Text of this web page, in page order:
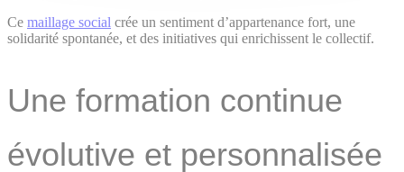
Ce maillage social crée un sentiment d’appartenance fort, une
solidarité spontanée, et des initiatives qui enrichissent le collectif.
Une formation continue
évolutive et personnalisée